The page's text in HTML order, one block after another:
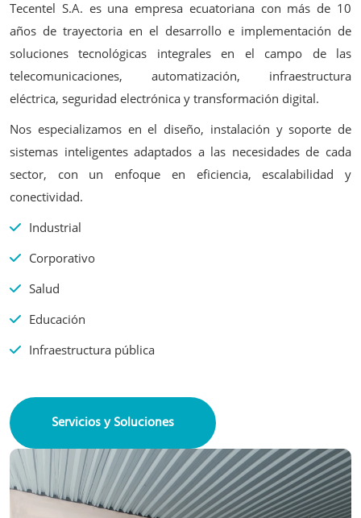
Tecentel S.A. es una empresa ecuatoriana con más de 10
años de trayectoria en el desarrollo e implementación de
soluciones tecnológicas integrales en el campo de las
telecomunicaciones, automatización, infraestructura
eléctrica, seguridad electrónica y transformación digital.
Nos especializamos en el diseño, instalación y soporte de
sistemas inteligentes adaptados a las necesidades de cada
sector, con un enfoque en eficiencia, escalabilidad y
conectividad.
Industrial
Corporativo
Salud
Educación
Infraestructura pública
Servicios y Soluciones